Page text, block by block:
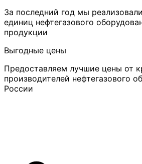
За последний год мы
единиц нефтегазового
продукции
Выгодные цены
Предоставляем лучшие цены от
производителей нефтегазового
России